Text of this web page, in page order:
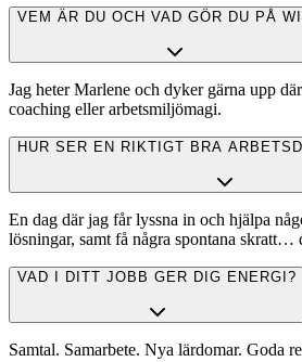
VEM ÄR DU OCH VAD GÖR DU PÅ
Jag heter Marlene och dyker gärna upp
coaching eller arbetsmiljömagi.
HUR SER EN RIKTIGT BRA
En dag där jag får lyssna in och hjälpa
lösningar, samt få några spontana skratt…
VAD I DITT JOBB GER DIG ENERGI?
Samtal. Samarbete. Nya lärdomar. Goda